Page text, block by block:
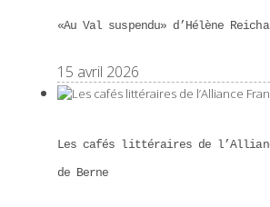
«Au Val suspendu» d’Hélène
15 avril 2026
Les cafés littéraires de
de Berne